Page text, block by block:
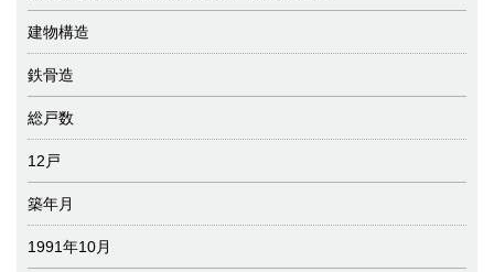
建物構造
鉄骨造
総戸数
12戸
築年月
1991年10月